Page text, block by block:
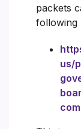
packets
following
us/